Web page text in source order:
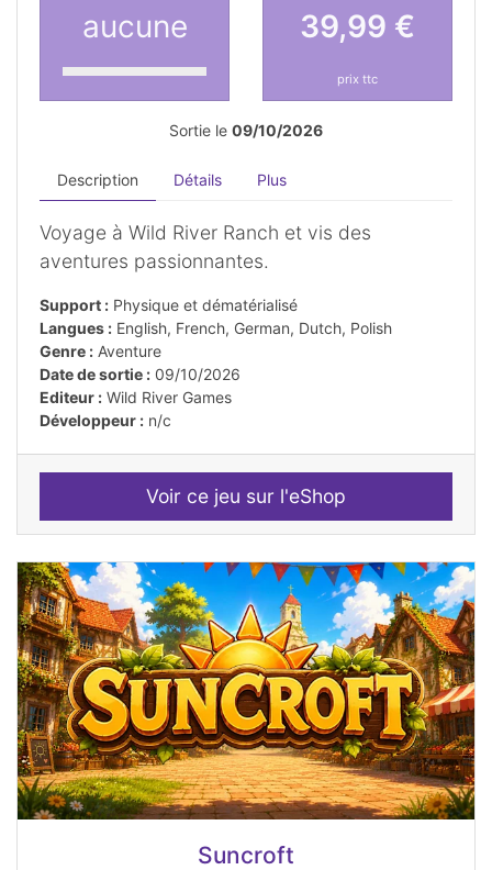
aucune 39,99 €
prix ttc
Sortie le 09/10/2026
Description Détails Plus
Voyage à Wild River Ranch et vis des
aventures passionnantes.
Support : Physique et dématérialisé
Langues : English, French, German, Dutch, Polish
Genre : Aventure
Date de sortie : 09/10/2026
Editeur : Wild River Games
Développeur : n/c
Voir ce jeu sur l'eShop
Suncroft